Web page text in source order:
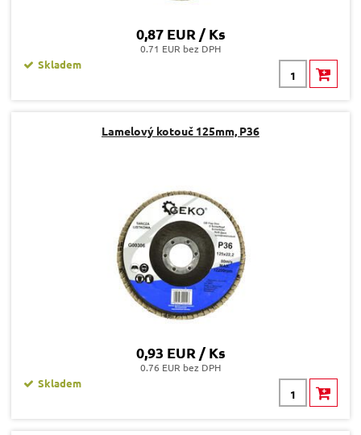
0,87 EUR / Ks
0.71 EUR bez DPH
Skladem
Lamelový kotouč 125mm, P36
0,93 EUR / Ks
0.76 EUR bez DPH
Skladem